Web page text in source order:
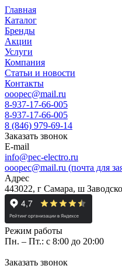
Главная
Каталог
Бренды
Акции
Услуги
Компания
Статьи и новости
Контакты
ooopec@mail.ru
8-937-17-66-005
8-937-17-66-005
8 (846) 979-69-14
Заказать звонок
E-mail
info@pec-electro.ru
ooopec@mail.ru (почта для
Адрес
443022, г Самара, ш
Режим работы
Пн. – Пт.: с 8:00 до 20:00
Заказать звонок